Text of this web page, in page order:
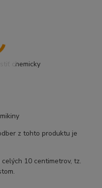
chemicky
z tohto produktu je
10 centimetrov, tz.